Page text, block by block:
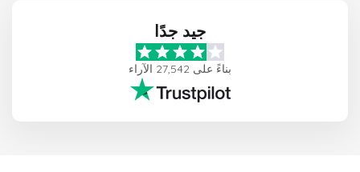
جيد جدًا
بناءً على 27,542 الآراء